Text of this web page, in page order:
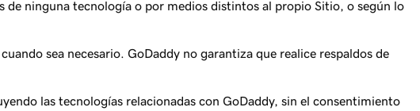
de ninguna tecnología o por medios distintos al propio Sitio, o según lo
sea necesario. GoDaddy no garantiza que realice respaldos de
las tecnologías relacionadas con GoDaddy, sin el consentimiento